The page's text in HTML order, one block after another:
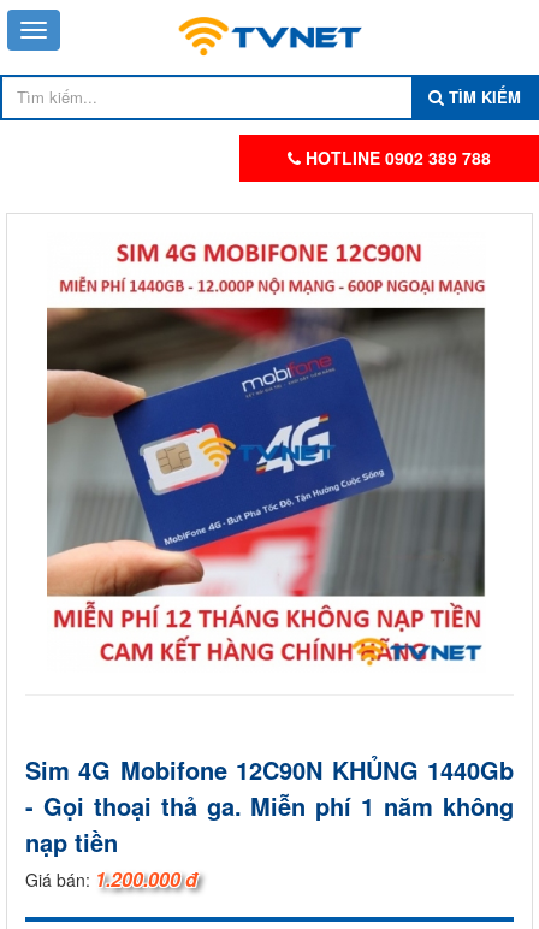
TÌM KIẾM
HOTLINE 0902 389 788
Sim 4G Mobifone 12C90N KHỦNG 1440Gb
- Gọi thoại thả ga. Miễn phí 1 năm không
nạp tiền
Giá bán: 1.200.000 đ